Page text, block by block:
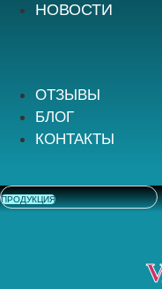
НОВОСТИ
ОТЗЫВЫ
БЛОГ
КОНТАКТЫ
ПРОДУКЦИЯ